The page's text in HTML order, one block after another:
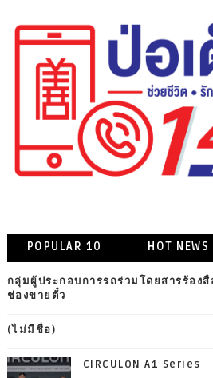
POPULAR 10 HOT NEWS
กลุ่มผู้ประกอบการรถร่วมโดยสารร้อง
ช่องขายตั๋ว
(ไม่มีชื่อ)
CIRCULON A1 Series